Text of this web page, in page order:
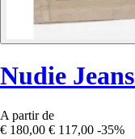
Nudie Jeans
A partir de
€ 180,00 € 117,00 -35%